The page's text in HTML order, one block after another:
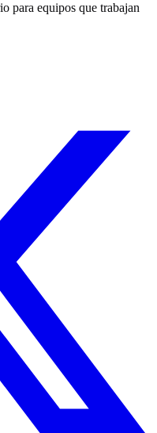
para equipos que trabajan